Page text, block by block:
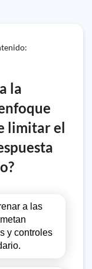
la
limitar el
a las
y controles